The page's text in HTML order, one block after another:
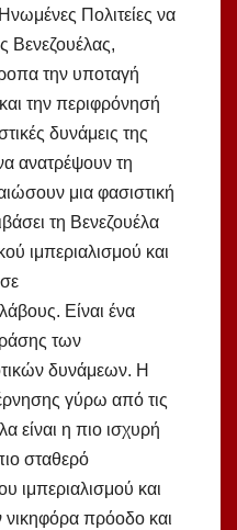
Πολιτείες να
Βενεζουέλας,
την υποταγή
την περιφρόνησή
δυνάμεις της
ανατρέψουν τη
μια φασιστική
τη Βενεζουέλα
ιμπεριαλισμού και
Είναι ένα
των
δυνάμεων. Η
γύρω από τις
είναι η πιο ισχυρή
σταθερό
ιμπεριαλισμού και
νικηφόρα πρόοδο και